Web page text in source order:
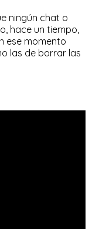
ningún chat o
hace un tiempo,
ese momento
las de borrar las